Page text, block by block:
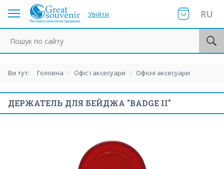
Увійти RU
Ви тут: Головна / Офіс і аксесуари / Офісні аксесуари
ДЕРЖАТЕЛЬ ДЛЯ БЕЙДЖА "BADGE II"